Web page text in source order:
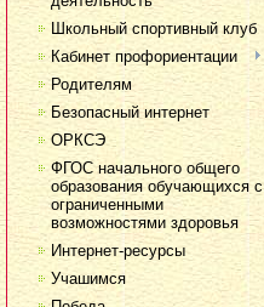
Школьный спортивный клуб
Кабинет профориентации
Родителям
Безопасный интернет
ОРКСЭ
ФГОС начального общего
образования обучающихся с
ограниченными
возможностями здоровья
Интернет-ресурсы
Учашимся